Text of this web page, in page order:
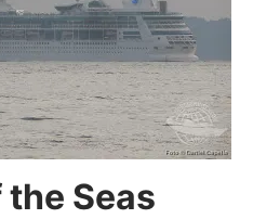
Seas